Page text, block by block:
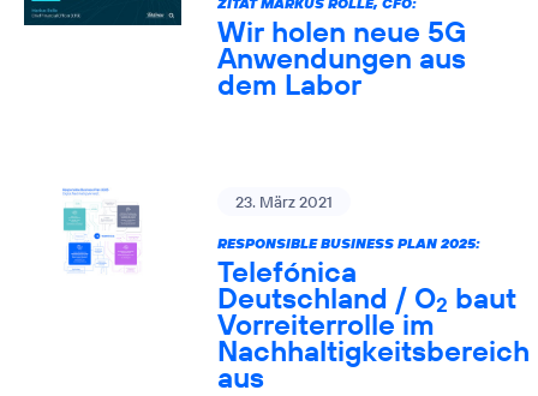
Wir holen neue 5G
Anwendungen aus
dem Labor
23. März 2021
RESPONSIBLE BUSINESS PLAN 2025:
Telefónica
Deutschland / O2 baut
Vorreiterrolle im
Nachhaltigkeitsbereich
aus